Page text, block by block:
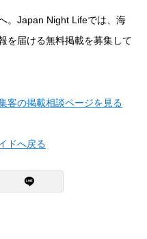
。Japan Night Lifeでは、海
を届ける無料掲載を募集して
客の掲載相談ページを見る
ドへ戻る